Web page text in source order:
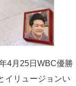
4月25日WBC優勝
イリュージョンい